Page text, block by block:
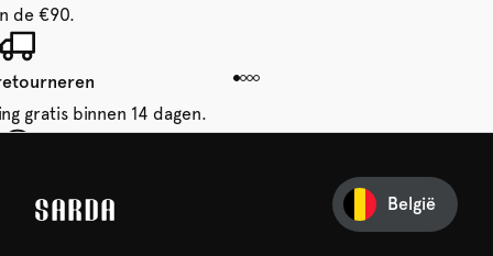
de €90.
gratis binnen 14 dagen.
van SARDA — je eerste
België